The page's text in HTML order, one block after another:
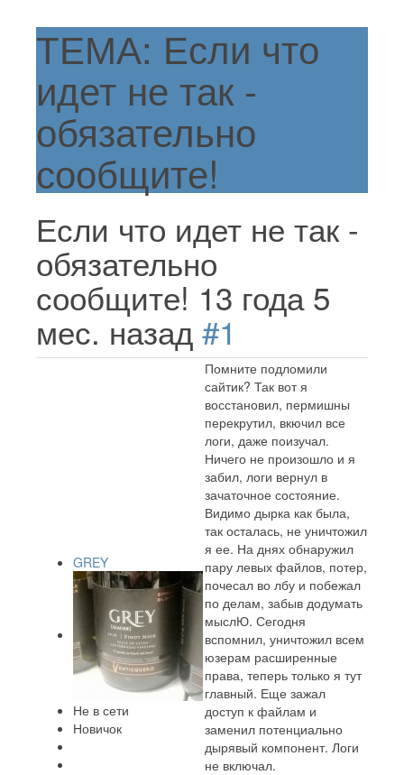
ТЕМА: Если что
идет не так -
обязательно
сообщите!
Если что идет не так -
обязательно
сообщите! 13 года 5
мес. назад #1
GREY
Не в сети
Новичок
Помните подломили
сайтик? Так вот я
восстановил, пермишны
перекрутил, вкючил все
логи, даже поизучал.
Ничего не произошло и я
забил, логи вернул в
зачаточное состояние.
Видимо дырка как была,
так осталась, не уничтожил
я ее. На днях обнаружил
пару левых файлов, потер,
почесал во лбу и побежал
по делам, забыв додумать
мыслЮ. Сегодня
вспомнил, уничтожил всем
юзерам расширенные
права, теперь только я тут
главный. Еще зажал
доступ к файлам и
заменил потенциально
дырявый компонент. Логи
не включал.